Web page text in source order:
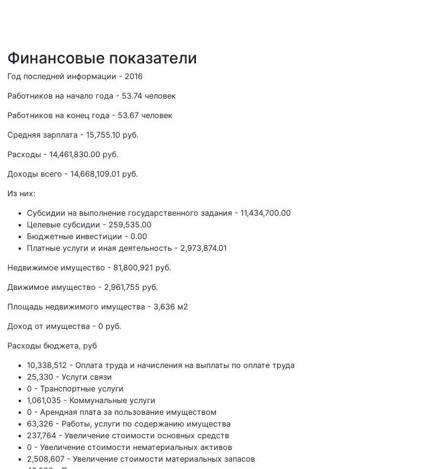
Финансовые показатели
Год последней информации - 2016
Работников на начало года - 53.74 человек
Работников на конец года - 53.67 человек
Средняя зарплата - 15,755.10 руб.
Расходы - 14,461,830.00 руб.
Доходы всего - 14,668,109.01 руб.
Из них:
Субсидии на выполнение государственного задания - 11,434,700.00
Целевые субсидии - 259,535.00
Бюджетные инвестиции - 0.00
Платные услуги и иная деятельность - 2,973,874.01
Недвижимое имущество - 81,800,921 руб.
Движимое имущество - 2,961,755 руб.
Площадь недвижимого имущества - 3,636 м2
Доход от имущества - 0 руб.
Расходы бюджета, руб
10,338,512 - Оплата труда и начисления на выплаты по оплате труда
25,330 - Услуги связи
0 - Транспортные услуги
1,061,035 - Коммунальные услуги
0 - Арендная плата за пользование имуществом
63,326 - Работы, услуги по содержанию имущества
237,764 - Увеличение стоимости основных средств
0 - Увеличение стоимости нематериальных активов
2,508,607 - Увеличение стоимости материальных запасов